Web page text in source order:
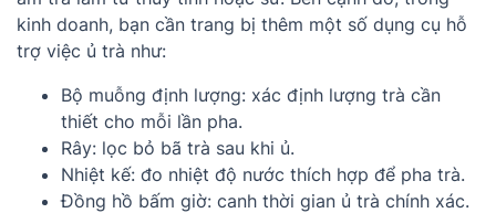
kinh doanh, bạn cần trang bị thêm một số dụng cụ hỗ
trợ việc ủ trà như:
Bộ muỗng định lượng: xác định lượng trà cần
thiết cho mỗi lần pha.
Rây: lọc bỏ bã trà sau khi ủ.
Nhiệt kế: đo nhiệt độ nước thích hợp để pha trà.
Đồng hồ bấm giờ: canh thời gian ủ trà chính xác.